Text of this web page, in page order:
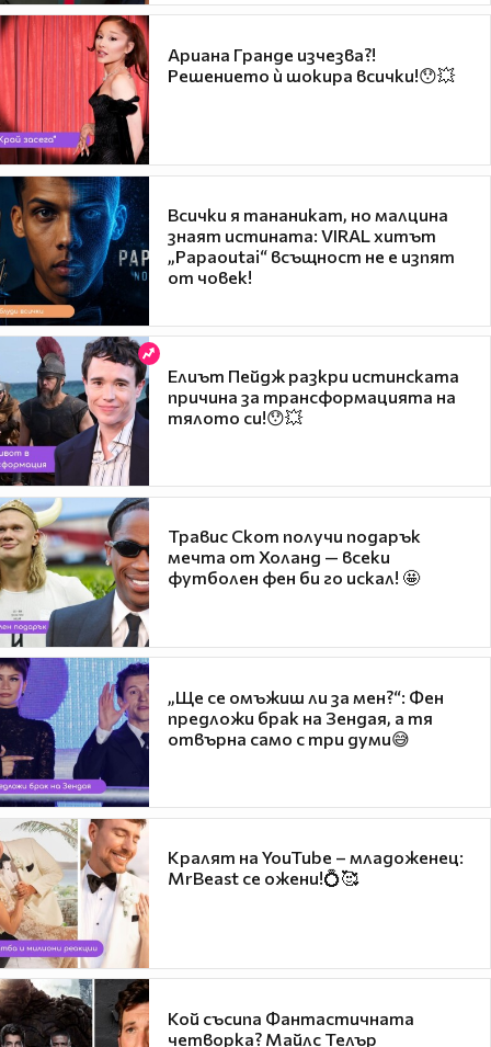
Ариана Гранде изчезва?!
Решението ѝ шокира всички!😯💥
Всички я тананикат, но малцина
знаят истината: VIRAL хитът
„Papaoutai“ всъщност не е изпят
от човек!
Елиът Пейдж разкри истинската
причина за трансформацията на
тялото си!😯💥
Травис Скот получи подарък
мечта от Холанд — всеки
футболен фен би го искал! 🤩
„Ще се омъжиш ли за мен?“: Фен
предложи брак на Зендая, а тя
отвърна само с три думи😅
Кралят на YouTube – младоженец:
MrBeast се ожени!💍🥰
Кой съсипа Фантастичната
четворка? Майлс Телър